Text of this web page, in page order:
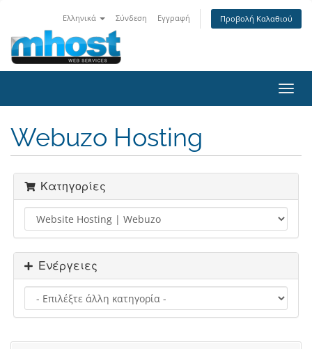
Ελληνικά Σύνδεση Εγγραφή Προβολή Καλαθιού
Webuzo Hosting
Κατηγορίες
Ενέργειες